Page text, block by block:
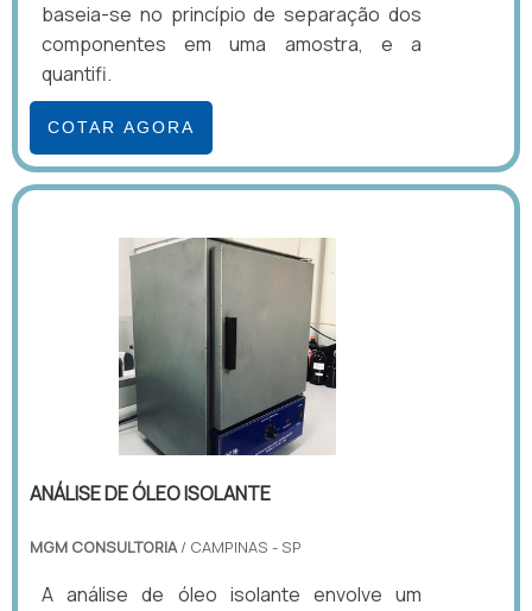
baseia-se no princípio de separação dos
componentes em uma amostra, e a
quantifi.
COTAR AGORA
ANÁLISE DE ÓLEO ISOLANTE
MGM CONSULTORIA/ CAMPINAS - SP
A análise de óleo isolante envolve um